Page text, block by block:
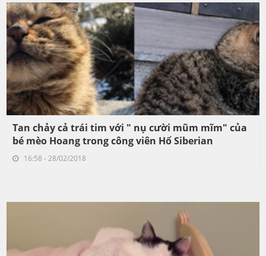
Tan chảy cả trái tim với " nụ cười mũm mĩm" của
bé mèo Hoang trong công viên Hổ Siberian
16:58 - 28/02/2018